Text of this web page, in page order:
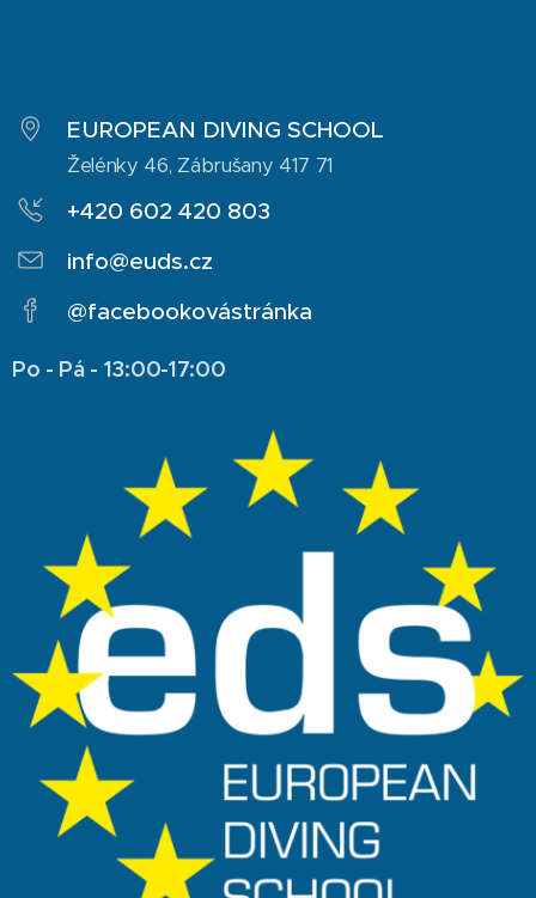
EUROPEAN DIVING SCHOOL
Želénky 46, Zábrušany 417 71
+420 602 420 803
info@euds.cz
@facebookovástránka
Po - Pá - 13:00-17:00